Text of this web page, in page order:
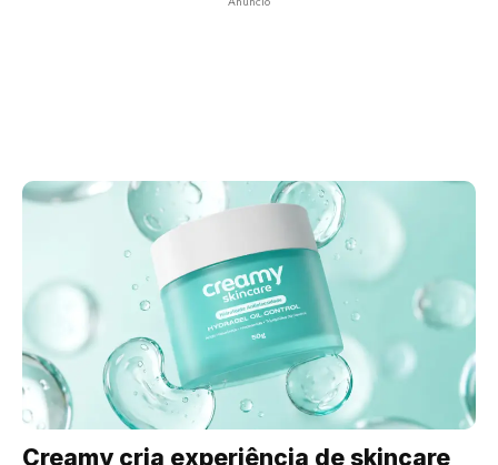
Creamy cria experiência de skincare